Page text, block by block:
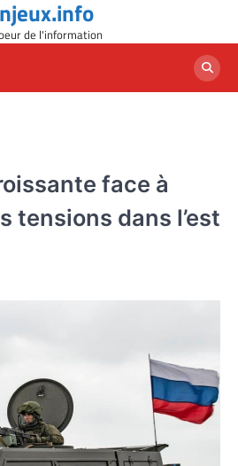
de l'information
face à
tensions dans l’est